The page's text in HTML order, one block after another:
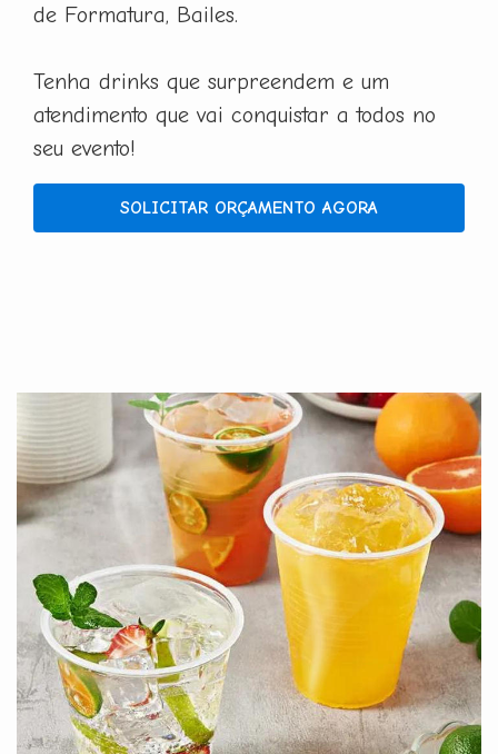
de Formatura, Bailes.
Tenha drinks que surpreendem e um
atendimento que vai conquistar a todos no
seu evento!
SOLICITAR ORÇAMENTO AGORA